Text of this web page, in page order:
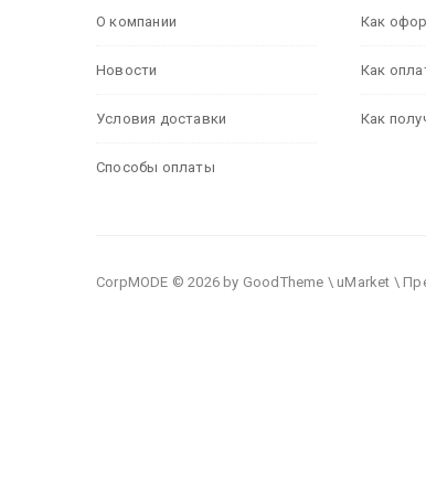
О компании
Новости
Условия доставки
Способы оплаты
Как
Как
Как
CorpMODE © 2026 by GoodTheme \ uMarket \